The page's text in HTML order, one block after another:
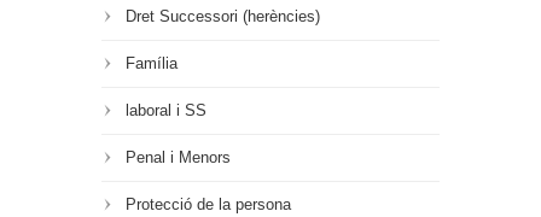
Dret Successori (herències)
Família
laboral i SS
Penal i Menors
Protecció de la persona